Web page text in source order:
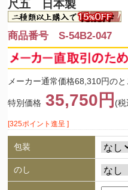
尺五 日本製
商品番号 S-54B2-047
メーカー通常価格68,310円のと
特別価格 35,750円 (税
[325ポイント進呈 ]
包装
のし